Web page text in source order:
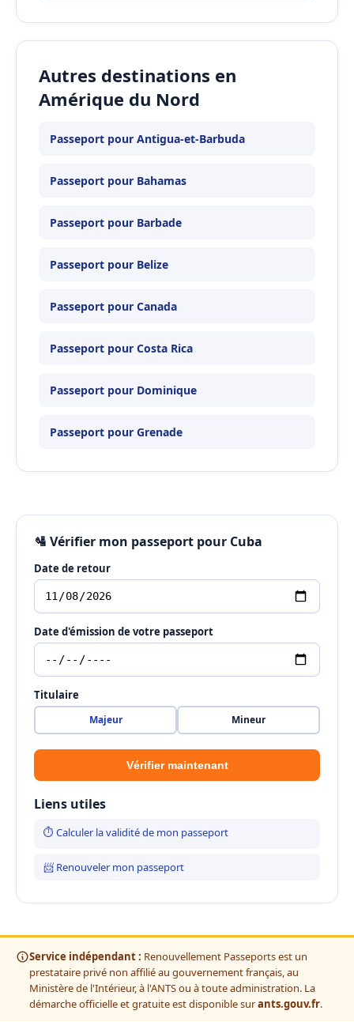
Autres destinations en
Amérique du Nord
Passeport pour Antigua-et-Barbuda
Passeport pour Bahamas
Passeport pour Barbade
Passeport pour Belize
Passeport pour Canada
Passeport pour Costa Rica
Passeport pour Dominique
Passeport pour Grenade
🛂 Vérifier mon passeport pour Cuba
Date de retour
Date d'émission de votre passeport
Titulaire
Majeur Mineur
Vérifier maintenant
Liens utiles
⏱ Calculer la validité de mon passeport
📨 Renouveler mon passeport
Service indépendant : Renouvellement Passeports est un
prestataire privé non affilié au gouvernement français, au
Ministère de l'Intérieur, à l'ANTS ou à toute administration. La
démarche officielle et gratuite est disponible surants.gouv.fr.